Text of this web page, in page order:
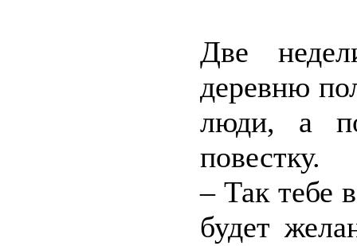
Две
деревню
люди, а
повестку.
– Так тебе
будет